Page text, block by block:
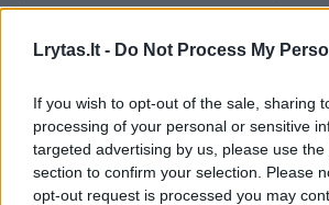
Lrytas.lt - Do Not Process My
If you wish to opt-out of the sale, sharing
processing of your personal or sensitive
targeted advertising by us, please use
section to confirm your selection. Please
opt-out request is processed you may
prašymas Seimui gali reikšti,
politikui ketinama pareikšti
skirti kardomąją priemonę.
Kreipimesi į Seimą nurodyta,